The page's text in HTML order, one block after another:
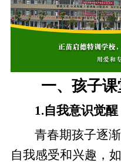
一、孩子
1.自我意识觉醒
青春期孩子逐
自我感受和兴趣，